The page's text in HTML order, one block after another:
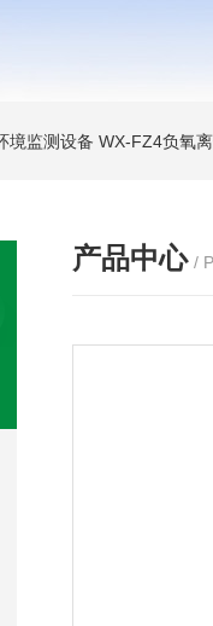
境监测设备 WX-FZ4负氧
产品中心 /